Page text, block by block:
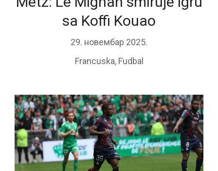
sa Koffi Kouao
29. новембар 2025.
Francuska, Fudbal